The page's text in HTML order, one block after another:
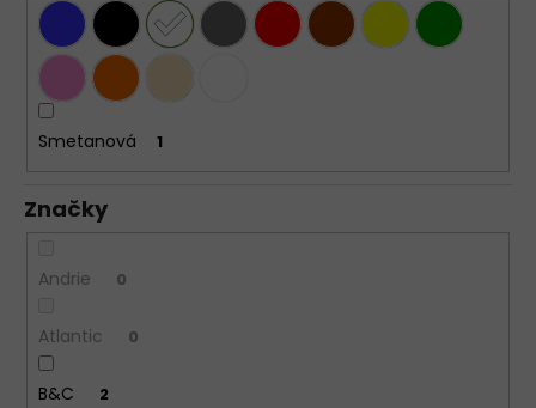
Smetanová 1
Značky
Andrie 0
Atlantic 0
B&C 2